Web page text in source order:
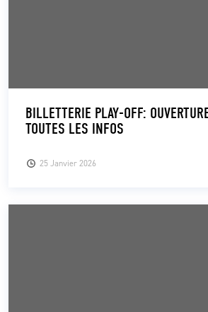
25 Janvier 2026
BILLETTERIE PLAY-OFF:
TOUTES LES INFOS